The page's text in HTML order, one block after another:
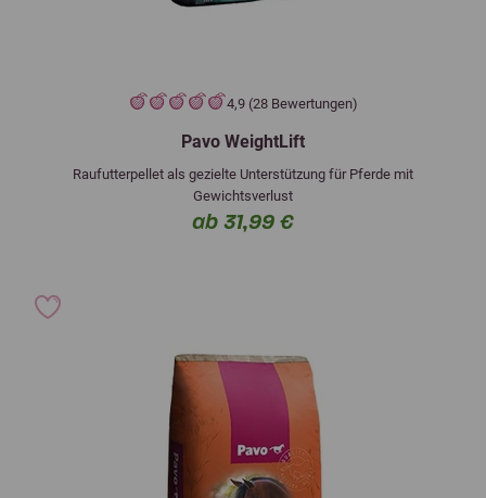
4,9 (28 Bewertungen)
Pavo WeightLift
Raufutterpellet als gezielte Unterstützung für Pferde mit
Gewichtsverlust
ab 31,99 €